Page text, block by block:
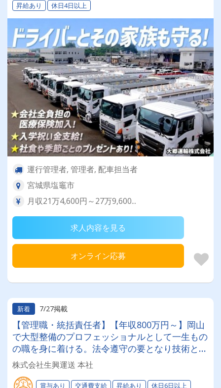
昇給あり
休日4日以上
運行管理者, 管理者, 配車担当者
宮城県塩竈市
月収21万4,600円～27万9,600...
求人内容を見る
オンライン応募
新着 7/27掲載
【管理職・統括責任者】【年収800万円～】岡山
で大型整備のプロフェッショナルとして一生もの
の職を身に着ける。法令遵守の要となり技術とチ
ームを支える工場長募集【自社車両整備メイン・
夜勤なし】だからこそ、マネジメント業務に専念
できる安定した環境です。
株式会社生興運送 本社
賞与あり 交通費支給 昇給あり 休日6日以上